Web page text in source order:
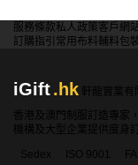
我們服務的對象涵
Siemens）的員工
和 Soc Tee、以及
動 T 恤。 同時，
一件起訂的服務，
服務條款私人政策客戶 網
訂購指引 常用布料輔料包
iGift.hk
軒龍實業有
香港及澳門制服訂造專家
機構及大型企業提供度身
Sedex
ISO 9001